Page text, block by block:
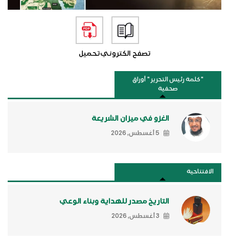
تصفح الكترونيتحميل
"كلمة رئيس التحرير " أوراق
صحفية
الغزو في ميزان الشريعة
5 أغسطس, 2026
الافتتاحية
التاريخ مصدر للهداية وبناء الوعي
3 أغسطس, 2026